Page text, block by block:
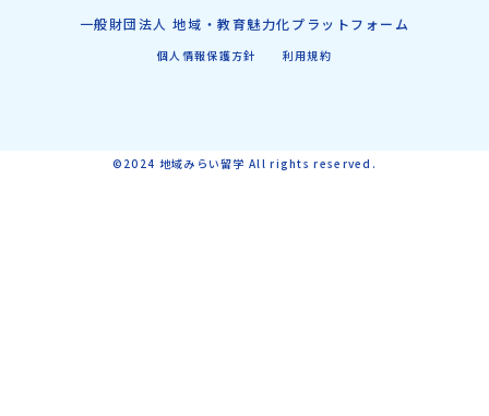
一般財団法人 地域・教育魅力化プラットフォーム
個人情報保護方針 利用規約
©2024 地域みらい留学 All rights reserved.